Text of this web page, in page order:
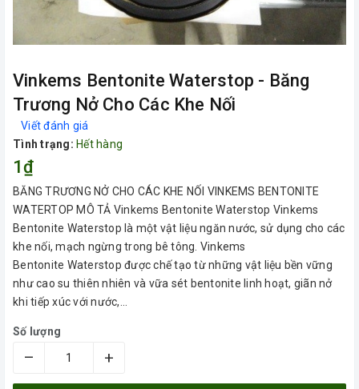
Vinkems Bentonite Waterstop - Băng
Trương Nở Cho Các Khe Nối
Viết đánh giá
Tình trạng: Hết hàng
1₫
BĂNG TRƯƠNG NỞ CHO CÁC KHE NỐI VINKEMS BENTONITE
WATERTOP MÔ TẢ Vinkems Bentonite Waterstop Vinkems
Bentonite Waterstop là một vật liệu ngăn nước, sử dụng cho các
khe nối, mạch ngừng trong bê tông. Vinkems
Bentonite Waterstop được chế tạo từ những vật liệu bền vững
như cao su thiên nhiên và vữa sét bentonite linh hoạt, giãn nở
khi tiếp xúc với nước,...
Số lượng
– +